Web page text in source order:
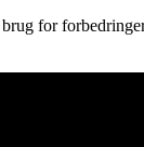
for